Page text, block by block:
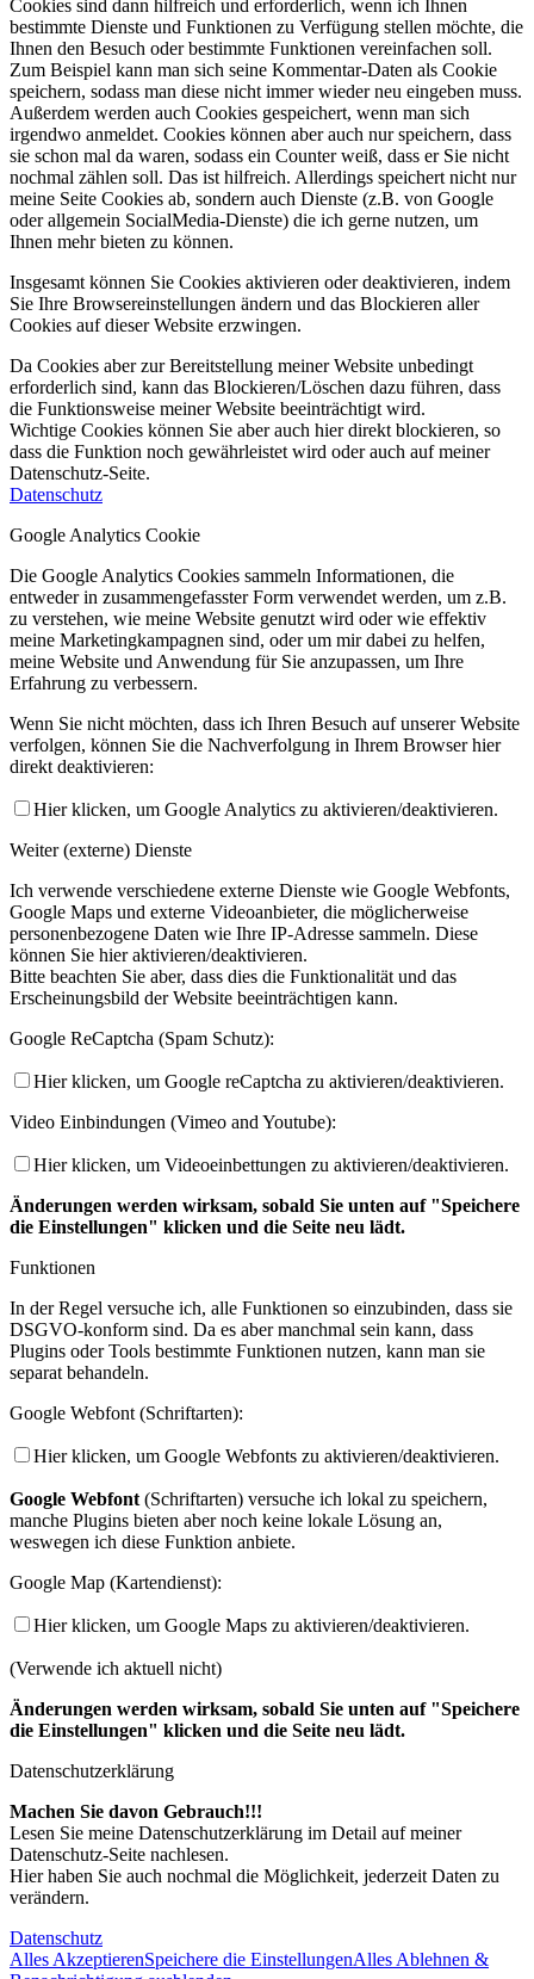
Cookies sind dann hilfreich und erforderlich, wenn ich Ihnen
bestimmte Dienste und Funktionen zu Verfügung stellen möchte, die
Ihnen den Besuch oder bestimmte Funktionen vereinfachen soll.
Zum Beispiel kann man sich seine Kommentar-Daten als Cookie
speichern, sodass man diese nicht immer wieder neu eingeben muss.
Außerdem werden auch Cookies gespeichert, wenn man sich
irgendwo anmeldet. Cookies können aber auch nur speichern, dass
sie schon mal da waren, sodass ein Counter weiß, dass er Sie nicht
nochmal zählen soll. Das ist hilfreich. Allerdings speichert nicht nur
meine Seite Cookies ab, sondern auch Dienste (z.B. von Google
oder allgemein SocialMedia-Dienste) die ich gerne nutzen, um
Ihnen mehr bieten zu können.
Insgesamt können Sie Cookies aktivieren oder deaktivieren, indem
Sie Ihre Browsereinstellungen ändern und das Blockieren aller
Cookies auf dieser Website erzwingen.
Da Cookies aber zur Bereitstellung meiner Website unbedingt
erforderlich sind, kann das Blockieren/Löschen dazu führen, dass
die Funktionsweise meiner Website beeinträchtigt wird.
Wichtige Cookies können Sie aber auch hier direkt blockieren, so
dass die Funktion noch gewährleistet wird oder auch auf meiner
Datenschutz-Seite.
Datenschutz
Google Analytics Cookie
Die Google Analytics Cookies sammeln Informationen, die
entweder in zusammengefasster Form verwendet werden, um z.B.
zu verstehen, wie meine Website genutzt wird oder wie effektiv
meine Marketingkampagnen sind, oder um mir dabei zu helfen,
meine Website und Anwendung für Sie anzupassen, um Ihre
Erfahrung zu verbessern.
Wenn Sie nicht möchten, dass ich Ihren Besuch auf unserer Website
verfolgen, können Sie die Nachverfolgung in Ihrem Browser hier
direkt deaktivieren:
Hier klicken, um Google Analytics zu aktivieren/deaktivieren.
Weiter (externe) Dienste
Ich verwende verschiedene externe Dienste wie Google Webfonts,
Google Maps und externe Videoanbieter, die möglicherweise
personenbezogene Daten wie Ihre IP-Adresse sammeln. Diese
können Sie hier aktivieren/deaktivieren.
Bitte beachten Sie aber, dass dies die Funktionalität und das
Erscheinungsbild der Website beeinträchtigen kann.
Google ReCaptcha (Spam Schutz):
Hier klicken, um Google reCaptcha zu aktivieren/deaktivieren.
Video Einbindungen (Vimeo and Youtube):
Hier klicken, um Videoeinbettungen zu aktivieren/deaktivieren.
Änderungen werden wirksam, sobald Sie unten auf "Speichere
die Einstellungen" klicken und die Seite neu lädt.
Funktionen
In der Regel versuche ich, alle Funktionen so einzubinden, dass sie
DSGVO-konform sind. Da es aber manchmal sein kann, dass
Plugins oder Tools bestimmte Funktionen nutzen, kann man sie
separat behandeln.
Google Webfont (Schriftarten):
Hier klicken, um Google Webfonts zu aktivieren/deaktivieren.
Google Webfont (Schriftarten) versuche ich lokal zu speichern,
manche Plugins bieten aber noch keine lokale Lösung an,
weswegen ich diese Funktion anbiete.
Google Map (Kartendienst):
Hier klicken, um Google Maps zu aktivieren/deaktivieren.
(Verwende ich aktuell nicht)
Änderungen werden wirksam, sobald Sie unten auf "Speichere
die Einstellungen" klicken und die Seite neu lädt.
Datenschutzerklärung
Machen Sie davon Gebrauch!!!
Lesen Sie meine Datenschutzerklärung im Detail auf meiner
Datenschutz-Seite nachlesen.
Hier haben Sie auch nochmal die Möglichkeit, jederzeit Daten zu
verändern.
Datenschutz
Alles AkzeptierenSpeichere die EinstellungenAlles Ablehnen &